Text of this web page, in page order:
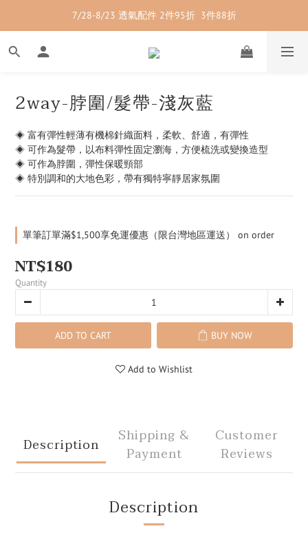
7/28-8/23 紳士內著 2件9折
7/28-8/23 透氣配件 2件95折  3件88折
7/28-8/23 紳士內著 2件9折
2way-脖圍/髮帶-淺灰藍
◈ 富有彈性輕薄有機棉針織面料，柔軟、舒適，有彈性
◈ 可作為髮帶，以布料彈性固定瀏海，方便梳洗或變換造型
◈ 可作為脖圍，彈性保暖頸部
◈ 特別調和的大地色彩，帶有獨特寧靜居家氛圍
單筆訂單滿$1,500享免運優惠（限台灣地區運送） on order
NT$180
Quantity
ADD TO CART BUY NOW
Add to Wishlist
Description
Shipping &
Payment
Customer
Reviews
Description